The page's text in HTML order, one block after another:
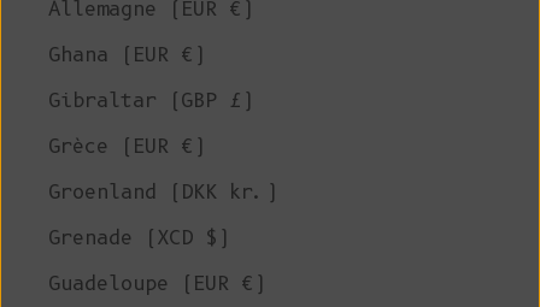
Allemagne (EUR €)
Ghana (EUR €)
Gibraltar (GBP £)
Grèce (EUR €)
Groenland (DKK kr.)
Grenade (XCD $)
Guadeloupe (EUR €)